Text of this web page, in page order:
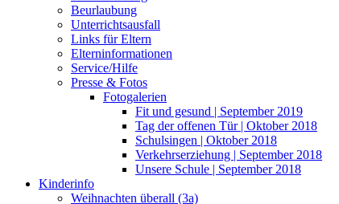
Beurlaubung
Unterrichtsausfall
Links für Eltern
Elterninformationen
Service/Hilfe
Presse & Fotos
Fotogalerien
Fit und gesund | September 2019
Tag der offenen Tür | Oktober 2018
Schulsingen | Oktober 2018
Verkehrserziehung | September 2018
Unsere Schule | September 2018
Kinderinfo
Weihnachten überall (3a)